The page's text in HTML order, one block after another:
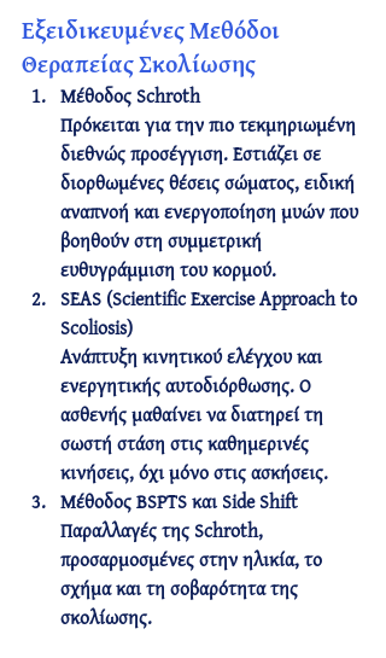
Εξειδικευμένες Μεθόδοι
Θεραπείας Σκολίωσης
Μέθοδος Schroth
Πρόκειται για την πιο τεκμηριωμένη
διεθνώς προσέγγιση. Εστιάζει σε
διορθωμένες θέσεις σώματος, ειδική
αναπνοή και ενεργοποίηση μυών που
βοηθούν στη συμμετρική
ευθυγράμμιση του κορμού.
SEAS (Scientific Exercise Approach to
Scoliosis)
Ανάπτυξη κινητικού ελέγχου και
ενεργητικής αυτοδιόρθωσης. Ο
ασθενής μαθαίνει να διατηρεί τη
σωστή στάση στις καθημερινές
κινήσεις, όχι μόνο στις ασκήσεις.
Μέθοδος BSPTS και Side Shift
Παραλλαγές της Schroth,
προσαρμοσμένες στην ηλικία, το
σχήμα και τη σοβαρότητα της
σκολίωσης.